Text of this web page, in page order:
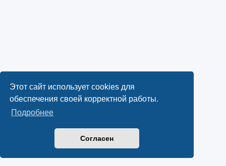
Этот сайт использует cookies для
обеспечения своей корректной работы.
Подробнее
Согласен